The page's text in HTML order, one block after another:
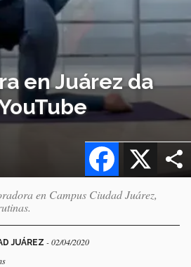
en Juárez da
X
Facebook
en Campus Ciudad Juárez,
JUÁREZ - 02/04/2020